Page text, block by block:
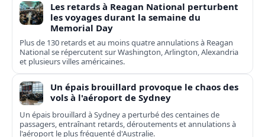
Les retards à Reagan National perturbent
les voyages durant la semaine du
Memorial Day
Plus de 130 retards et au moins quatre annulations à Reagan
National se répercutent sur Washington, Arlington, Alexandria
et plusieurs villes américaines.
Un épais brouillard provoque le chaos des
vols à l'aéroport de Sydney
Un épais brouillard à Sydney a perturbé des centaines de
passagers, entraînant retards, déroutements et annulations à
l'aéroport le plus fréquenté d'Australie.